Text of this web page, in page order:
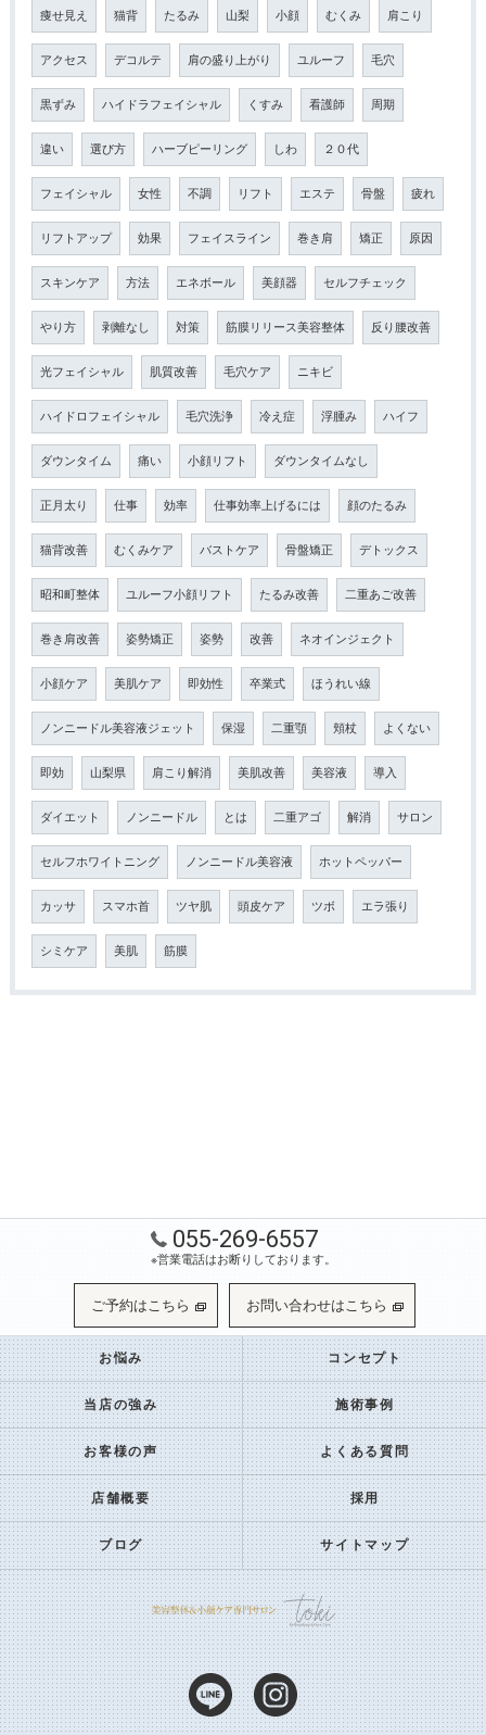
痩せ見え 猫背 たるみ 山梨 小顔 むくみ 肩こり
アクセス デコルテ 肩の盛り上がり ユルーフ 毛穴
黒ずみ ハイドラフェイシャル くすみ 看護師 周期
違い 選び方 ハーブピーリング しわ ２０代
フェイシャル 女性 不調 リフト エステ 骨盤 疲れ
リフトアップ 効果 フェイスライン 巻き肩 矯正 原因
スキンケア 方法 エネボール 美顔器 セルフチェック
やり方 剥離なし 対策 筋膜リリース美容整体 反り腰改善
光フェイシャル 肌質改善 毛穴ケア ニキビ
ハイドロフェイシャル 毛穴洗浄 冷え症 浮腫み ハイフ
ダウンタイム 痛い 小顔リフト ダウンタイムなし
正月太り 仕事 効率 仕事効率上げるには 顔のたるみ
猫背改善 むくみケア バストケア 骨盤矯正 デトックス
昭和町整体 ユルーフ小顔リフト たるみ改善 二重あご改善
巻き肩改善 姿勢矯正 姿勢 改善 ネオインジェクト
小顔ケア 美肌ケア 即効性 卒業式 ほうれい線
ノンニードル美容液ジェット 保湿 二重顎 頬杖 よくない
即効 山梨県 肩こり解消 美肌改善 美容液 導入
ダイエット ノンニードル とは 二重アゴ 解消 サロン
セルフホワイトニング ノンニードル美容液 ホットペッパー
カッサ スマホ首 ツヤ肌 頭皮ケア ツボ エラ張り
シミケア 美肌 筋膜
055-269-6557
※営業電話はお断りしております。
ご予約はこちら お問い合わせはこちら
お悩み コンセプト
当店の強み 施術事例
お客様の声 よくある質問
店舗概要 採用
ブログ サイトマップ